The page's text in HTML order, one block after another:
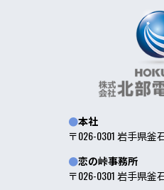
本社
〒026-0301 岩手県釜
恋の峠事務所
〒026-0301 岩手県釜